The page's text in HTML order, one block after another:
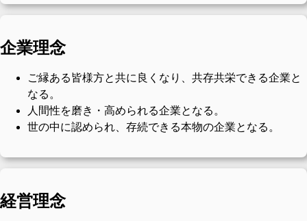
企業理念
ご縁ある皆様方と共に良くなり、共存共栄できる企業と
なる。
人間性を磨き・高められる企業となる。
世の中に認められ、存続できる本物の企業となる。
経営理念